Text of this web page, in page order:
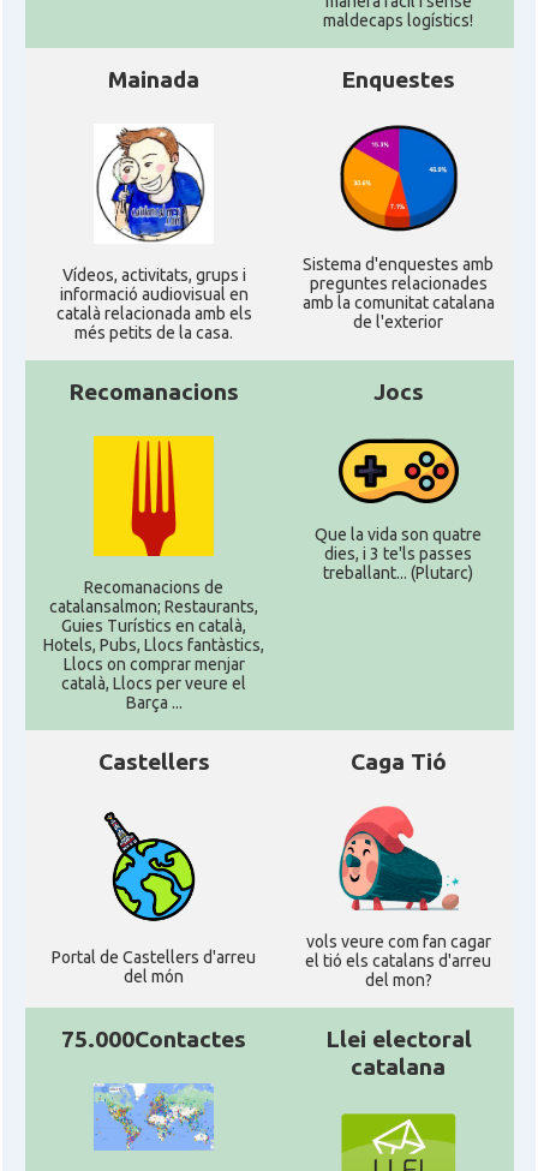
maldecaps logí­stics!
Mainada
Ví­deos, activitats, grups i
informació audiovisual en
català relacionada amb els
més petits de la casa.
Enquestes
Sistema d'enquestes amb
preguntes relacionades
amb la comunitat catalana
de l'exterior
Recomanacions
Recomanacions de
catalansalmon; Restaurants,
Guies Turístics en català,
Hotels, Pubs, Llocs fantàstics,
Llocs on comprar menjar
català, Llocs per veure el
Barça ...
Jocs
Que la vida son quatre
dies, i 3 te'ls passes
treballant... (Plutarc)
Castellers
Portal de Castellers d'arreu
del món
Caga Tió
vols veure com fan cagar
el tió els catalans d'arreu
del mon?
75.000Contactes
Llei electoral
catalana